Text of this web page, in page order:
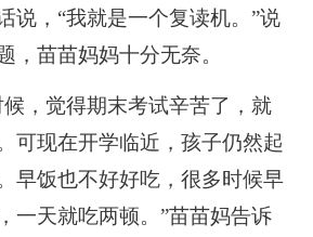
说，“我就是一个复读机。”说
，苗苗妈妈十分无奈。
，觉得期末考试辛苦了，就
可现在开学临近，孩子仍然起
早饭也不好好吃，很多时候早
一天就吃两顿。”苗苗妈告诉